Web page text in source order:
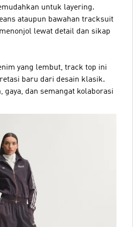
untuk layering.
ataupun bawahan tracksuit
lewat detail dan sikap
yang lembut, track top ini
baru dari desain klasik.
gaya, dan semangat kolaborasi